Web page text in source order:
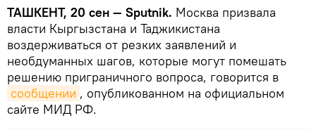
ТАШКЕНТ, 20 сен — Sputnik. Москва призвала
власти Кыргызстана и Таджикистана
воздерживаться от резких заявлений и
необдуманных шагов, которые могут помешать
решению приграничного вопроса, говорится в
сообщении , опубликованном на официальном
сайте МИД РФ.